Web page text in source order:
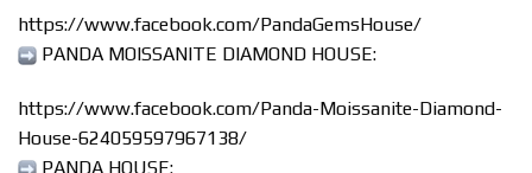
https://www.facebook.com/PandaGemsHouse/
PANDA MOISSANITE DIAMOND HOUSE:
https://www.facebook.com/Panda-Moissanite-Diamond-
House-624059597967138/
PANDA HOUSE: